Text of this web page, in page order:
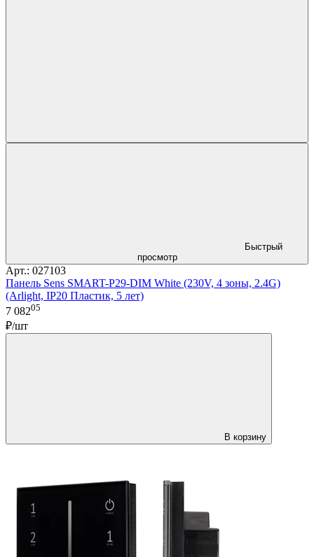
Быстрый
просмотр
Арт.: 027103
Панель Sens SMART-P29-DIM White (230V, 4 зоны, 2.4G)
(Arlight, IP20 Пластик, 5 лет)
7 08205
₽/шт
В корзину